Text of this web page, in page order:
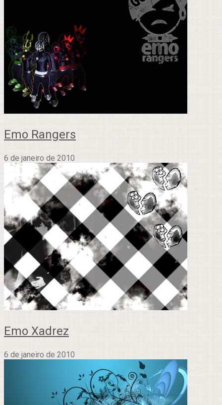
Emo Rangers
6 de janeiro de 2010
Emo Xadrez
6 de janeiro de 2010